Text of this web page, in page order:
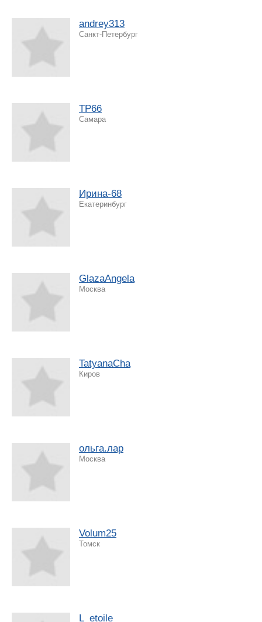
andrey313
Санкт-Петербург
TP66
Самара
Ирина-68
Екатеринбург
GlazaAngela
Москва
TatyanaCha
Киров
ольга.лар
Москва
Volum25
Томск
L_etoile